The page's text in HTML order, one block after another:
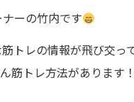
ーの竹内です
トレの情報が飛び交っ
筋トレ方法があります！